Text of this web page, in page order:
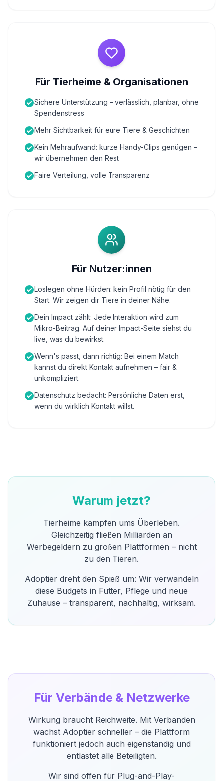
Für Tierheime & Organisationen
Sichere Unterstützung – verlässlich, planbar, ohne
Spendenstress
Mehr Sichtbarkeit für eure Tiere & Geschichten
Kein Mehraufwand: kurze Handy-Clips genügen –
wir übernehmen den Rest
Faire Verteilung, volle Transparenz
Für Nutzer:innen
Loslegen ohne Hürden: kein Profil nötig für den
Start. Wir zeigen dir Tiere in deiner Nähe.
Dein Impact zählt: Jede Interaktion wird zum
Mikro-Beitrag. Auf deiner Impact-Seite siehst du
live, was du bewirkst.
Wenn's passt, dann richtig: Bei einem Match
kannst du direkt Kontakt aufnehmen – fair &
unkompliziert.
Datenschutz bedacht: Persönliche Daten erst,
wenn du wirklich Kontakt willst.
Warum jetzt?
Tierheime kämpfen ums Überleben.
Gleichzeitig fließen Milliarden an
Werbegeldern zu großen Plattformen – nicht
zu den Tieren.
Adoptier dreht den Spieß um: Wir verwandeln
diese Budgets in Futter, Pflege und neue
Zuhause – transparent, nachhaltig, wirksam.
Für Verbände & Netzwerke
Wirkung braucht Reichweite. Mit Verbänden
wächst Adoptier schneller – die Plattform
funktioniert jedoch auch eigenständig und
entlastet alle Beteiligten.
Wir sind offen für Plug-and-Play-